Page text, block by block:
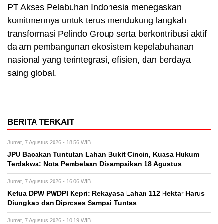
PT Akses Pelabuhan Indonesia menegaskan
komitmennya untuk terus mendukung langkah
transformasi Pelindo Group serta berkontribusi aktif
dalam pembangunan ekosistem kepelabuhanan
nasional yang terintegrasi, efisien, dan berdaya
saing global.
BERITA TERKAIT
Jumat, 7 Agustus 2026 - 18:56 WIB
JPU Bacakan Tuntutan Lahan Bukit Cincin, Kuasa Hukum
Terdakwa: Nota Pembelaan Disampaikan 18 Agustus
Jumat, 7 Agustus 2026 - 16:06 WIB
Ketua DPW PWDPI Kepri: Rekayasa Lahan 112 Hektar Harus
Diungkap dan Diproses Sampai Tuntas
Jumat, 7 Agustus 2026 - 10:19 WIB